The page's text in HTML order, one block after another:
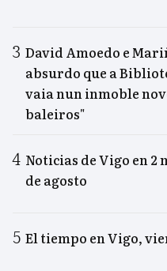
David Amoedo e
absurdo que a
vaia nun inmoble
baleiros"
Noticias de Vigo en 2
de agosto
El tiempo en Vigo,